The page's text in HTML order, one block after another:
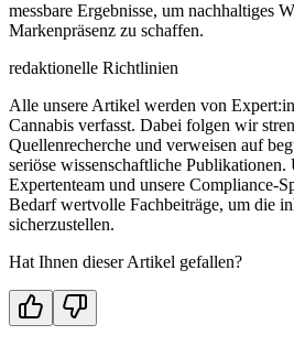
messbare Ergebnisse, um nachhaltiges
Markenpräsenz zu schaffen.
redaktionelle Richtlinien
Alle unsere Artikel werden von
Cannabis verfasst. Dabei folgen wir
Quellenrecherche und verweisen auf
seriöse wissenschaftliche Publikationen.
Expertenteam und unsere Compliance-
Bedarf wertvolle Fachbeiträge, um die
sicherzustellen.
Hat Ihnen dieser Artikel gefallen?